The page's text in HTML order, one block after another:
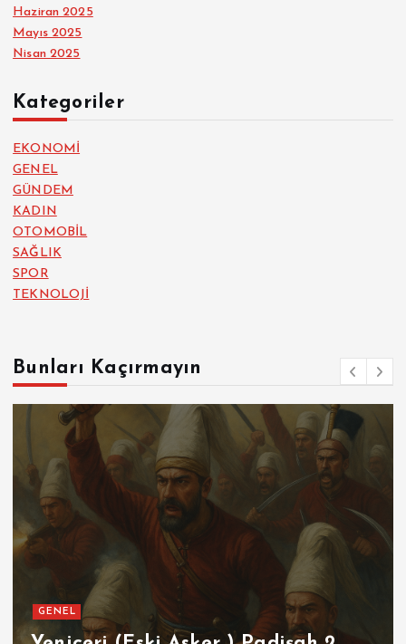
Haziran 2025
Mayıs 2025
Nisan 2025
Kategoriler
EKONOMİ
GENEL
GÜNDEM
KADIN
OTOMOBİL
SAĞLIK
SPOR
TEKNOLOJİ
Bunları Kaçırmayın
GENEL